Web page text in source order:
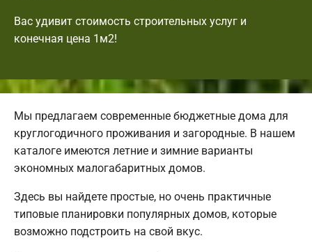
Вас удивит стоимость строительных услуг и
конечная цена 1м2!
Мы предлагаем современные бюджетные дома для
круглогодичного проживания и загородные. В нашем
каталоге имеются летние и зимние варианты
экономных малогабаритных домов.
Здесь вы найдете простые, но очень практичные
типовые планировки популярных домов, которые
возможно подстроить на свой вкус.